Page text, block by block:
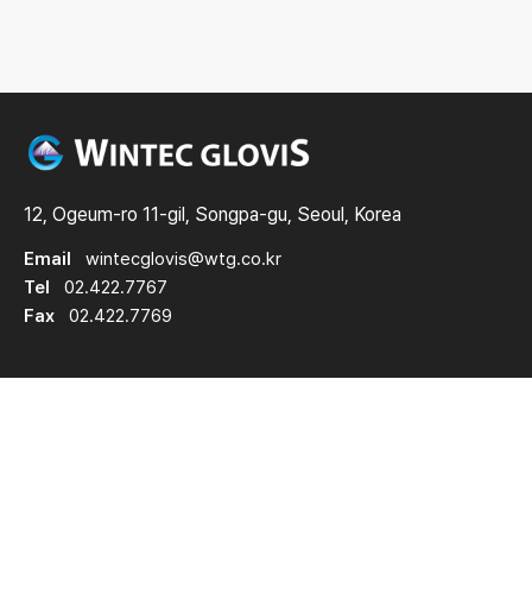
12, Ogeum-ro 11-gil, Songpa-gu, Seoul, Korea
Email
wintecglovis@wtg.co.kr
Tel
02.422.7767
Fax
02.422.7769